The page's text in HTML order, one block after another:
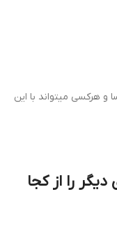
و هرکسی میتواند با این
را از کجا